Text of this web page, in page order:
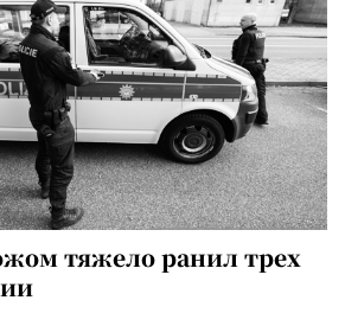
тяжело ранил трех